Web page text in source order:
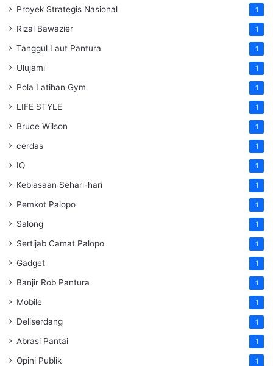
Proyek Strategis Nasional 1
Rizal Bawazier 1
Tanggul Laut Pantura 1
Ulujami 1
Pola Latihan Gym 1
LIFE STYLE 1
Bruce Wilson 1
cerdas 1
IQ 1
Kebiasaan Sehari-hari 1
Pemkot Palopo 1
Salong 1
Sertijab Camat Palopo 1
Gadget 1
Banjir Rob Pantura 1
Mobile 1
Deliserdang 1
Abrasi Pantai 1
Opini Publik 1